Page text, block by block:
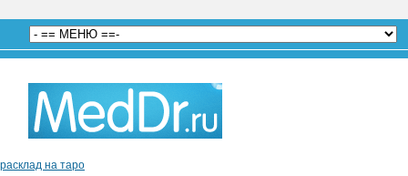
расклад на таро